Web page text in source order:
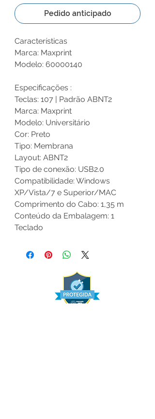
Pedido anticipado
Características
Marca: Maxprint
Modelo: 60000140
Especificações :
Teclas: 107 | Padrão ABNT2
Marca: Maxprint
Modelo: Universitário
Cor: Preto
Tipo: Membrana
Layout: ABNT2
Tipo de conexão: USB2.0
Compatibilidade: Windows
XP/Vista/7 e Superior/MAC
Comprimento do Cabo: 1,35 m
Conteúdo da Embalagem: 1
Teclado